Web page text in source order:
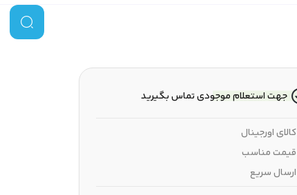
جهت استعلام موجودی تماس بگیرید
کالای اورجینال
قیمت مناسب
ارسال سریع